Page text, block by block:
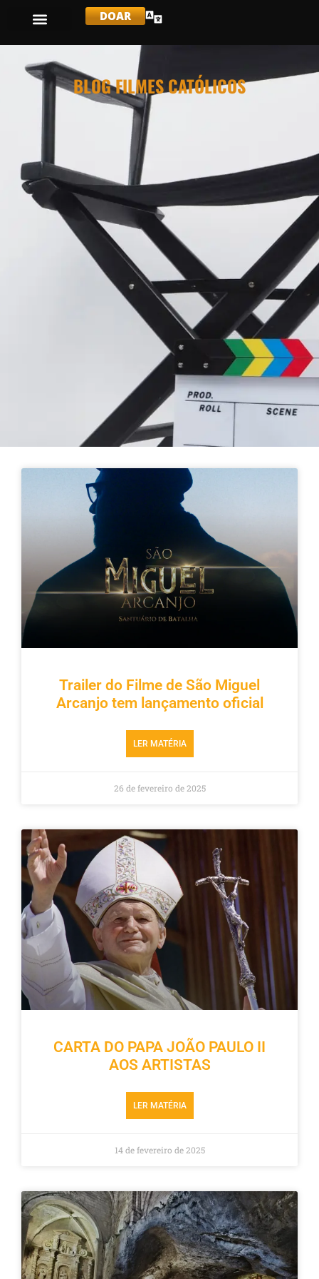
DOAR
BLOG FILMES CATÓLICOS
Trailer do Filme de São Miguel
Arcanjo tem lançamento oficial
LER MATÉRIA
26 de fevereiro de 2025
CARTA DO PAPA JOÃO PAULO II
AOS ARTISTAS
LER MATÉRIA
14 de fevereiro de 2025